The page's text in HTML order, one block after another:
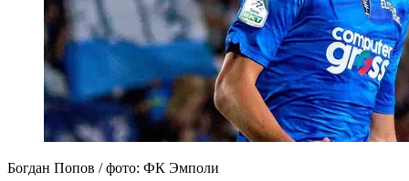
Богдан Попов / фото: ФК Эмполи